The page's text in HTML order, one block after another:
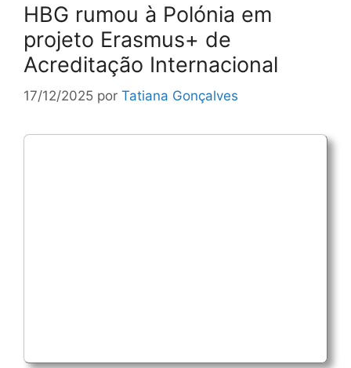
HBG rumou à Polónia em
projeto Erasmus+ de
Acreditação Internacional
17/12/2025 por Tatiana Gonçalves